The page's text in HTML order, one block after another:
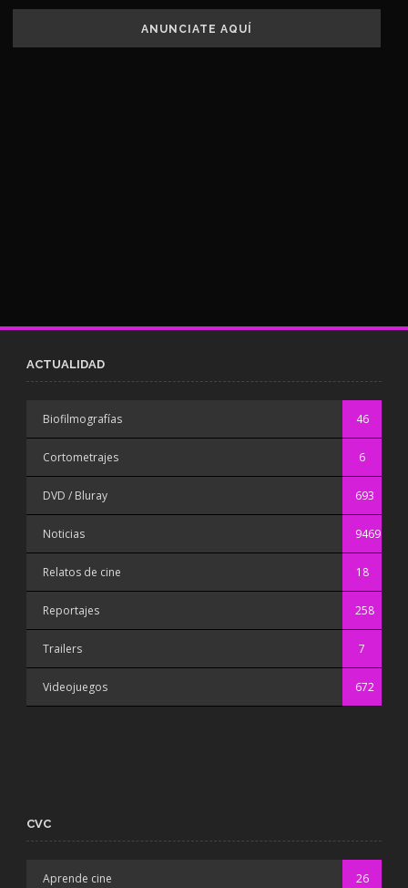
ANUNCIATE AQUÍ
ACTUALIDAD
Biofilmografías 46
Cortometrajes 6
DVD / Bluray 693
Noticias 9469
Relatos de cine 18
Reportajes 258
Trailers 7
Videojuegos 672
CVC
Aprende cine 26